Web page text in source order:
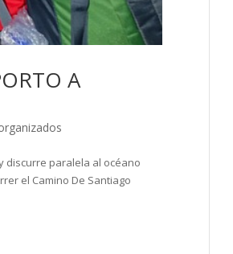
A
discurre paralela al océano
el Camino De Santiago